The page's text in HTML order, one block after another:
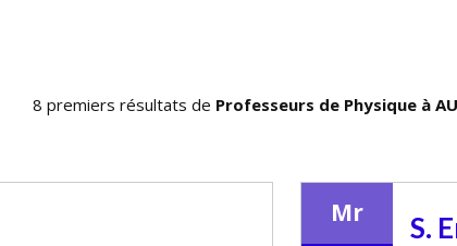
8 premiers résultats de Professeurs de Physique à
Mr S.